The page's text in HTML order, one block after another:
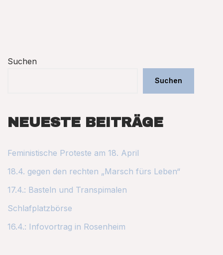
Suchen
Suchen
NEUESTE BEITRÄGE
Feministische Proteste am 18. April
18.4. gegen den rechten „Marsch fürs Leben“
17.4.: Basteln und Transpimalen
Schlafplatzbörse
16.4.: Infovortrag in Rosenheim